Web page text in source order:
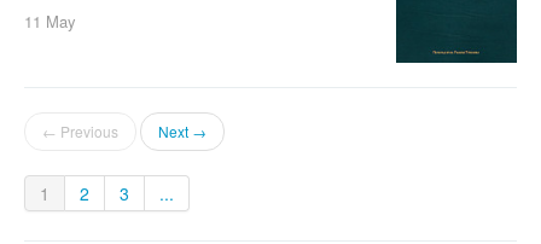
11 May
← Previous Next →
1 2 3 ...